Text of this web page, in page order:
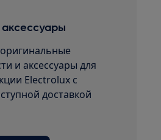
и аксессуары для
Electrolux с
доставкой